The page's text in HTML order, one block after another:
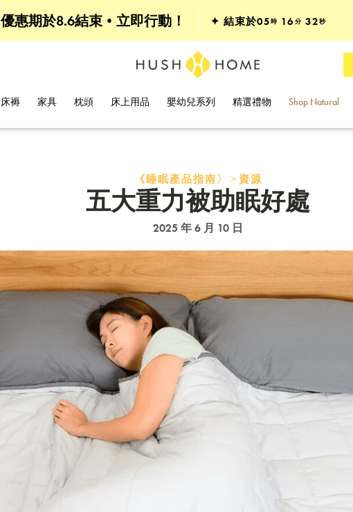
優惠期於8.6結束•立即行動！
床褥 & 床架•7折
✦ 結束於05時 16 分 31秒
床褥 家具 枕頭 床上用品 嬰幼兒系列 精選禮物 Shop Natural
《睡眠產品指南》> 資源
五大重力被助眠好處
2025 年 6 月 10 日